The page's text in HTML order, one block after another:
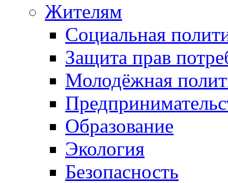
Жителям
Социальная
Защита прав
Молодёжная
Образование
Экология
Безопасность